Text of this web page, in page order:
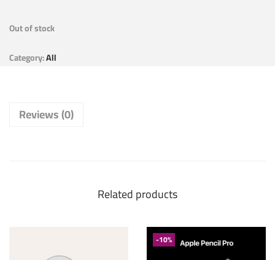
Out of stock
Category:All
Reviews (0)
Related products
-10%